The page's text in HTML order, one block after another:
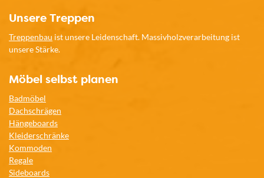
Unsere Treppen
Treppenbau ist unsere Leidenschaft. Massivholzverarbeitung ist
unsere Stärke.
Möbel selbst planen
Badmöbel
Dachschrägen
Hängeboards
Kleiderschränke
Kommoden
Regale
Sideboards